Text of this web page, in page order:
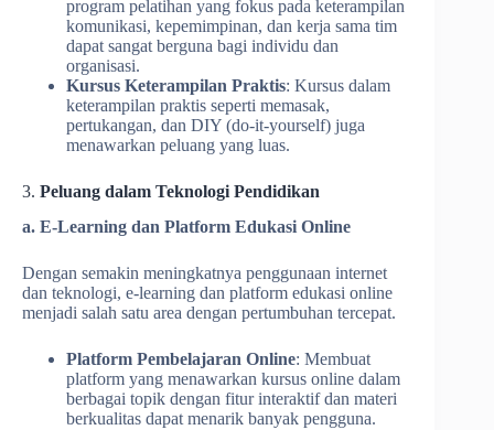
program pelatihan yang fokus pada keterampilan
komunikasi, kepemimpinan, dan kerja sama tim
dapat sangat berguna bagi individu dan
organisasi.
Kursus Keterampilan Praktis: Kursus dalam
keterampilan praktis seperti memasak,
pertukangan, dan DIY (do-it-yourself) juga
menawarkan peluang yang luas.
3. Peluang dalam Teknologi Pendidikan
a. E-Learning dan Platform Edukasi Online
Dengan semakin meningkatnya penggunaan internet
dan teknologi, e-learning dan platform edukasi online
menjadi salah satu area dengan pertumbuhan tercepat.
Platform Pembelajaran Online: Membuat
platform yang menawarkan kursus online dalam
berbagai topik dengan fitur interaktif dan materi
berkualitas dapat menarik banyak pengguna.